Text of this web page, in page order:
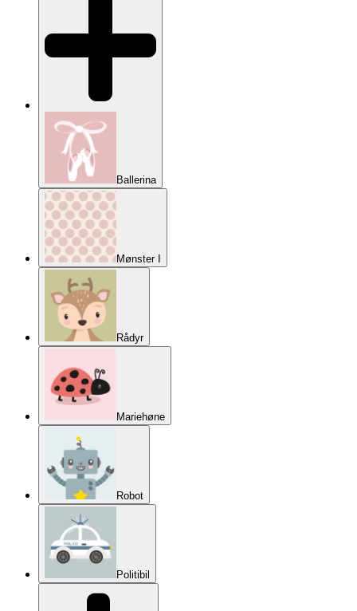
Ballerina
Mønster I
Rådyr
Mariehøne
Robot
Politibil